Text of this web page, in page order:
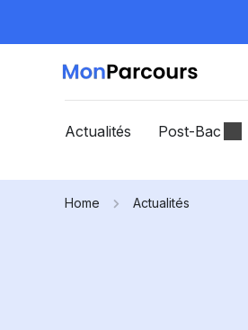
Actualités Post-Bac
Home Actualités